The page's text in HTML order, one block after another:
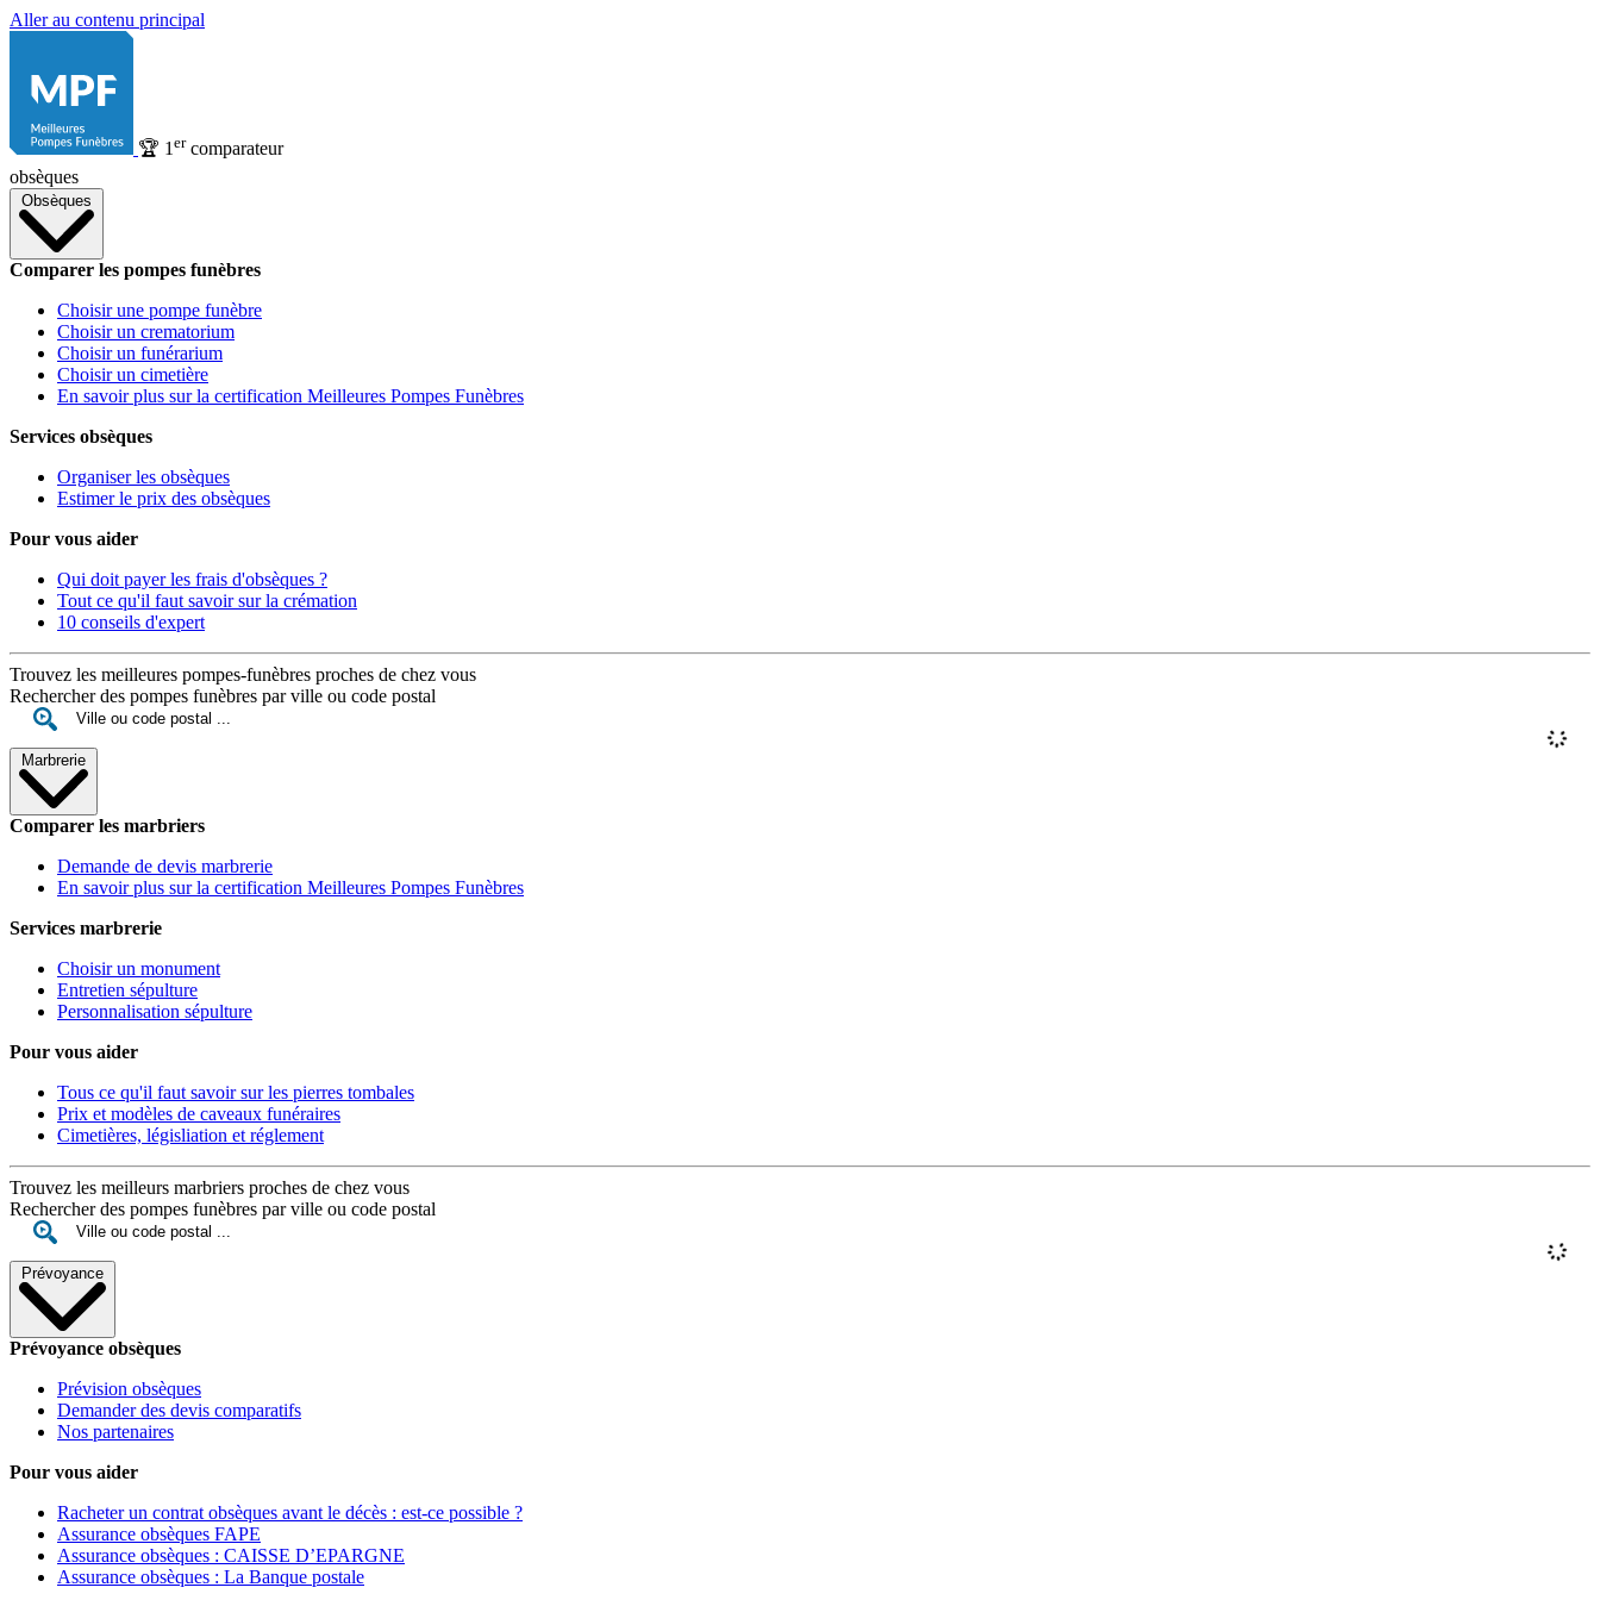
Aller au contenu principal
🏆 1 ercomparateur
obsèques
Obsèques
Comparer les pompes funèbres
Choisir une pompe funèbre
Choisir un crematorium
Choisir un funérarium
Choisir un cimetière
En savoir plus sur la certification Meilleures Pompes Funèbres
Services obsèques
Organiser les obsèques
Estimer le prix des obsèques
Pour vous aider
Qui doit payer les frais d'obsèques ?
Tout ce qu'il faut savoir sur la crémation
10 conseils d'expert
Trouvez les meilleures pompes-funèbres proches de chez vous
Rechercher des pompes funèbres par ville ou code postal
Marbrerie
Comparer les marbriers
Demande de devis marbrerie
En savoir plus sur la certification Meilleures Pompes Funèbres
Services marbrerie
Choisir un monument
Entretien sépulture
Personnalisation sépulture
Pour vous aider
Tous ce qu'il faut savoir sur les pierres tombales
Prix et modèles de caveaux funéraires
Cimetières, législiation et réglement
Trouvez les meilleurs marbriers proches de chez vous
Rechercher des pompes funèbres par ville ou code postal
Prévoyance
Prévoyance obsèques
Prévision obsèques
Demander des devis comparatifs
Nos partenaires
Pour vous aider
Racheter un contrat obsèques avant le décès : est-ce possible ?
Assurance obsèques FAPE
Assurance obsèques : CAISSE D’EPARGNE
Assurance obsèques : La Banque postale